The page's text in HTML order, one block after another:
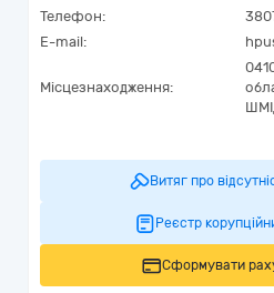
Телефон:
E-mail:
Місцезнаходження:
Витяг про
Реєстр
Сформувати